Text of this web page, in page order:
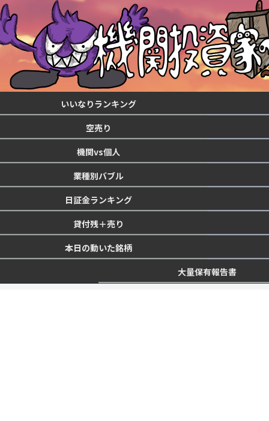
いいなりランキング
空売り
機関vs個人
業種別バブル
日証金ランキング
貸付残＋売り
本日の動いた銘柄
大量保有報告書